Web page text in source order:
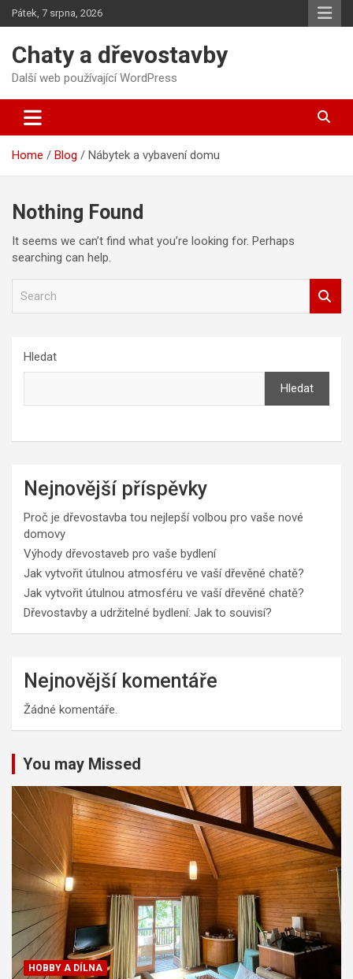
Skip
to
Pátek, 7 srpna, 2026
Chaty a dřevostavby
Další web používající WordPress
Home Blog Nábytek a vybavení domu
Nothing Found
It seems we can’t find what you’re looking for. Perhaps
searching can help.
Hledat
Hledat
Nejnovější příspěvky
Proč je dřevostavba tou nejlepší volbou pro vaše nové
domovy
Výhody dřevostaveb pro vaše bydlení
Jak vytvořit útulnou atmosféru ve vaší dřevěné chatě?
Jak vytvořit útulnou atmosféru ve vaší dřevěné chatě?
Dřevostavby a udržitelné bydlení: Jak to souvisí?
Nejnovější komentáře
Žádné komentáře.
You may Missed
HOBBY A DÍLNA